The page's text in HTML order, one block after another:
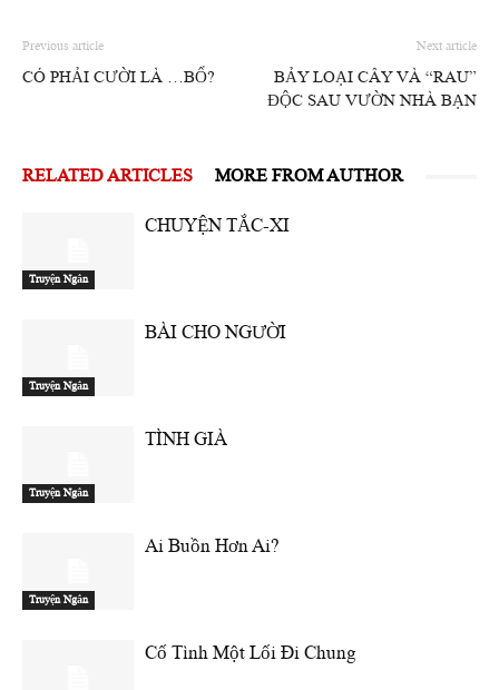
Previous article
CÓ PHẢI CƯỜI LÀ …BỔ?
Next article
BẢY LOẠI CÂY VÀ “RAU”
ĐỘC SAU VƯỜN NHÀ BẠN
RELATED ARTICLES MORE FROM AUTHOR
Truyện Ngắn
CHUYỆN TẮC-XI
Truyện Ngắn
BÀI CHO NGƯỜI
Truyện Ngắn
TÌNH GIÀ
Truyện Ngắn
Ai Buồn Hơn Ai?
Cố Tình Một Lối Ði Chung